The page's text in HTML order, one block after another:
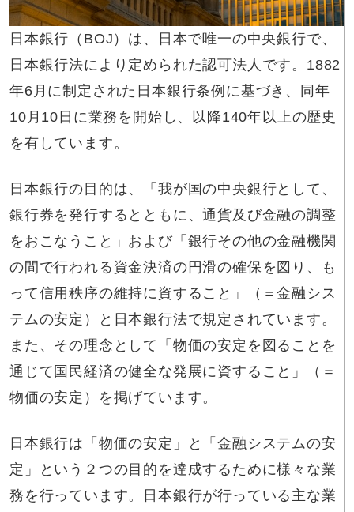
日本銀行（BOJ）は、日本で唯一の中央銀行で、
日本銀行法により定められた認可法人です。1882
年6月に制定された日本銀行条例に基づき、同年
10月10日に業務を開始し、以降140年以上の歴史
を有しています。
日本銀行の目的は、「我が国の中央銀行として、
銀行券を発行するとともに、通貨及び金融の調整
をおこなうこと」および「銀行その他の金融機関
の間で行われる資金決済の円滑の確保を図り、も
って信用秩序の維持に資すること」（＝金融シス
テムの安定）と日本銀行法で規定されています。
また、その理念として「物価の安定を図ることを
通じて国民経済の健全な発展に資すること」（＝
物価の安定）を掲げています。
日本銀行は「物価の安定」と「金融システムの安
定」という２つの目的を達成するために様々な業
務を行っています。日本銀行が行っている主な業